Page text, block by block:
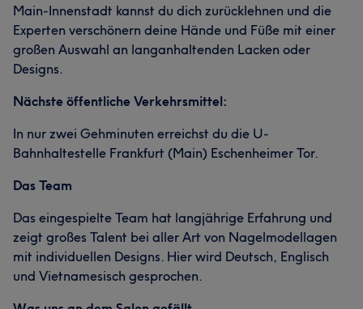
Main-Innenstadt kannst du dich zurücklehnen und die
Experten verschönern deine Hände und Füße mit einer
großen Auswahl an langanhaltenden Lacken oder
Designs.
Nächste öffentliche Verkehrsmittel:
In nur zwei Gehminuten erreichst du die U-
Bahnhaltestelle Frankfurt (Main) Eschenheimer Tor.
Das Team
Das eingespielte Team hat langjährige Erfahrung und
zeigt großes Talent bei aller Art von Nagelmodellagen
mit individuellen Designs. Hier wird Deutsch, Englisch
und Vietnamesisch gesprochen.